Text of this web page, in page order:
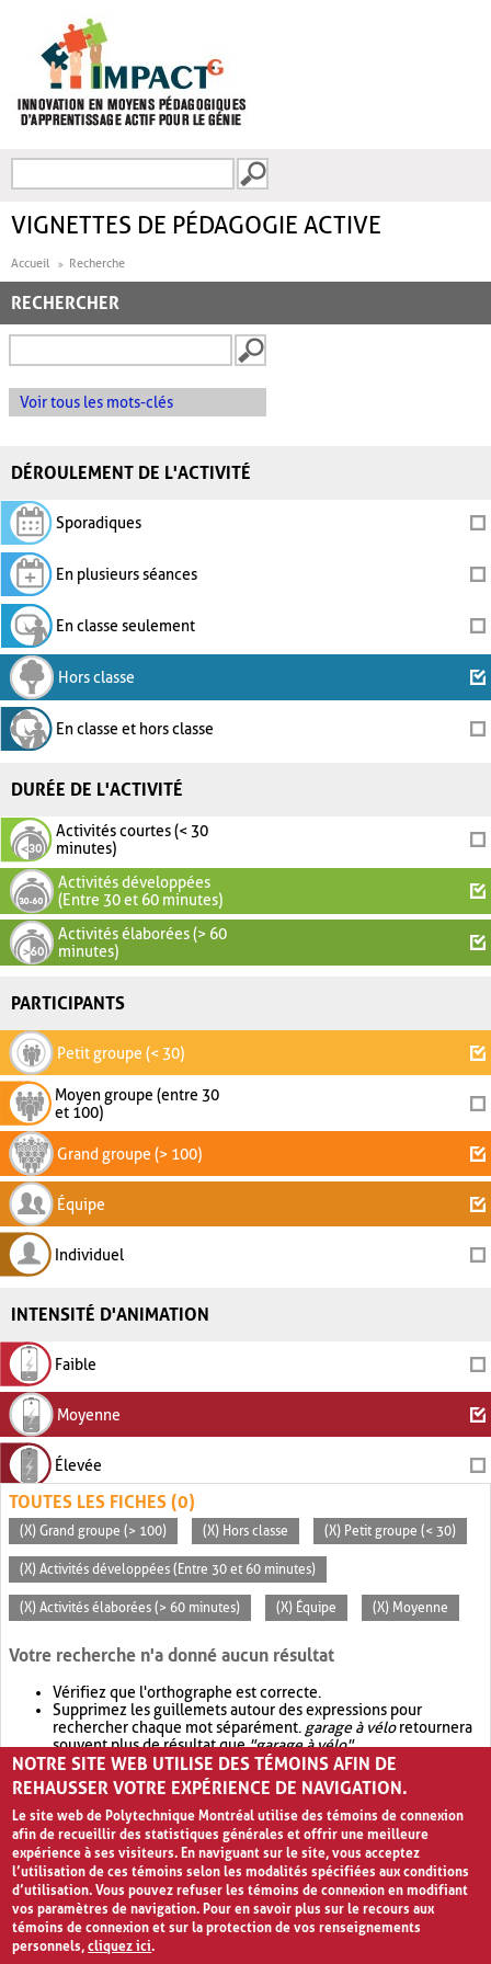
FORMULAIRE DE
VIGNETTES DE PÉDAGOGIE ACTIVE
Accueil Recherche
RECHERCHER
Voir tous les mots-clés
DÉROULEMENT DE L'ACTIVITÉ
Sporadiques
En plusieurs séances
En classe seulement
Hors classe
En classe et hors classe
DURÉE DE L'ACTIVITÉ
Activités courtes (< 30
minutes)
Activités développées
(Entre 30 et 60 minutes)
Activités élaborées (> 60
minutes)
PARTICIPANTS
Petit groupe (< 30)
Moyen groupe (entre 30
et 100)
Grand groupe (> 100)
Équipe
Individuel
INTENSITÉ D'ANIMATION
Faible
Moyenne
Élevée
TOUTES LES FICHES (0)
(X) Grand groupe (> 100) (X) Hors classe (X) Petit groupe (< 30)
(X) Activités développées (Entre 30 et 60 minutes)
(X) Activités élaborées (> 60 minutes) (X) Équipe (X) Moyenne
Votre recherche n'a donné aucun résultat
Vérifiez que l'orthographe est correcte.
Supprimez les guillemets autour des expressions pour
rechercher chaque mot séparément. garage à véloretournera
souvent plus de résultat que"garage à vélo".
Envisagez d'élargir votre recherche avec OR.garage OR vélo
retournera souvent plus de résultat quegarage à vélo
NOTRE SITE WEB UTILISE DES TÉMOINS AFIN DE
REHAUSSER VOTRE EXPÉRIENCE DE NAVIGATION.
Le site web de Polytechnique Montréal utilise des témoins de connexion
afin de recueillir des statistiques générales et offrir une meilleure
expérience à ses visiteurs. En naviguant sur le site, vous acceptez
l’utilisation de ces témoins selon les modalités spécifiées aux conditions
d’utilisation. Vous pouvez refuser les témoins de connexion en modifiant
vos paramètres de navigation. Pour en savoir plus sur le recours aux
témoins de connexion et sur la protection de vos renseignements
personnels,cliquez ici.